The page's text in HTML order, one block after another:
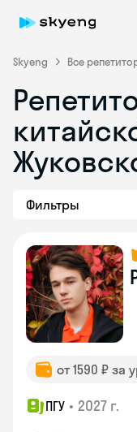
Skyeng Все
Фильтры
от 1590 ₽ за
ПГУ • 2027 г.
Skyeng Chat